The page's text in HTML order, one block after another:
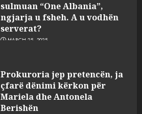
sulmuan “One Albania”,
ngjarja u fsheh. A u vodhën
serverat?
MARCH 25, 2025
Prokuroria jep pretencën, ja
çfarë dënimi kërkon për
Mariela dhe Antonela
Berishën